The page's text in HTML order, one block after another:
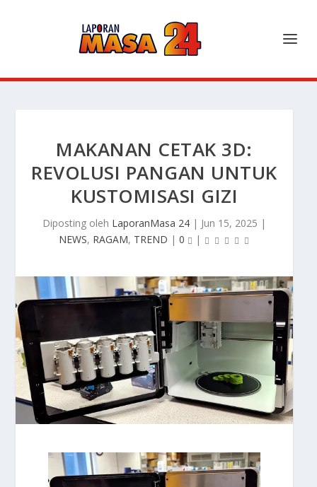
MAKANAN CETAK 3D:
REVOLUSI PANGAN UNTUK
KUSTOMISASI GIZI
Diposting oleh LaporanMasa 24 | Jun 15, 2025 |
NEWS, RAGAM, TREND | 0 |